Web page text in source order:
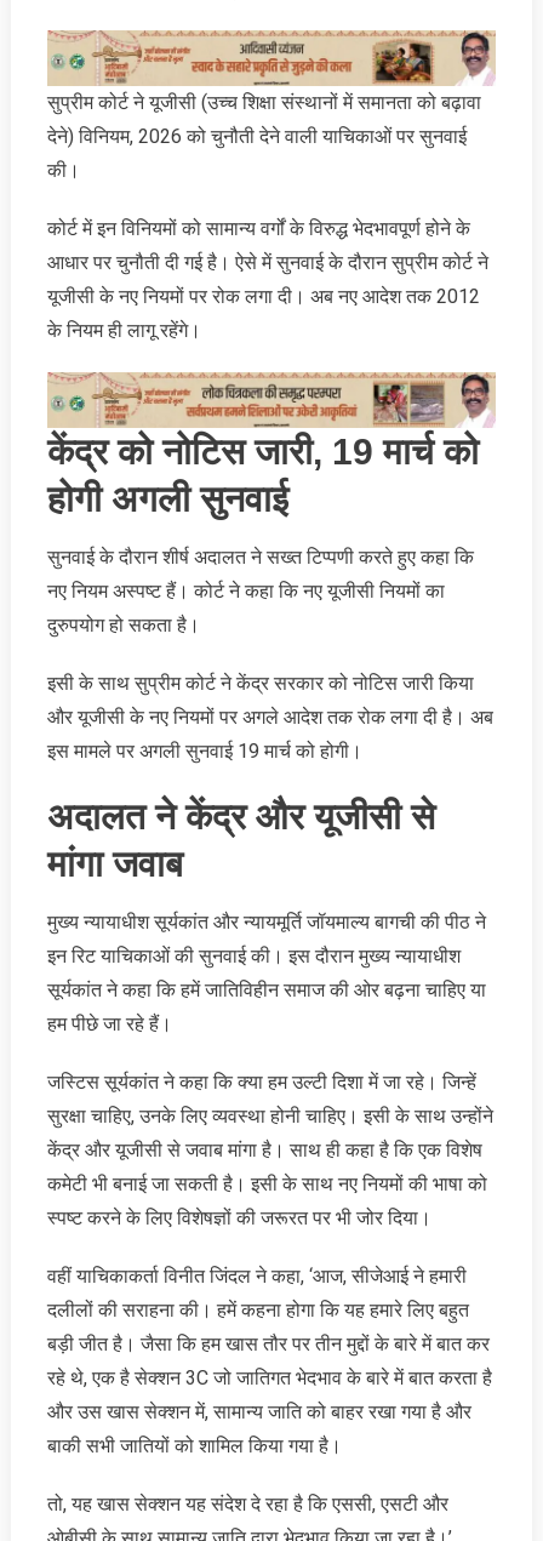
सुप्रीम कोर्ट ने यूजीसी (उच्च शिक्षा संस्थानों में समानता को बढ़ावा
देने) विनियम, 2026 को चुनौती देने वाली याचिकाओं पर सुनवाई
की।
कोर्ट में इन विनियमों को सामान्य वर्गों के विरुद्ध भेदभावपूर्ण होने के
आधार पर चुनौती दी गई है। ऐसे में सुनवाई के दौरान सुप्रीम कोर्ट ने
यूजीसी के नए नियमों पर रोक लगा दी। अब नए आदेश तक 2012
के नियम ही लागू रहेंगे।
केंद्र को नोटिस जारी, 19 मार्च को
होगी अगली सुनवाई
सुनवाई के दौरान शीर्ष अदालत ने सख्त टिप्पणी करते हुए कहा कि
नए नियम अस्पष्ट हैं। कोर्ट ने कहा कि नए यूजीसी नियमों का
दुरुपयोग हो सकता है।
इसी के साथ सुप्रीम कोर्ट ने केंद्र सरकार को नोटिस जारी किया
और यूजीसी के नए नियमों पर अगले आदेश तक रोक लगा दी है। अब
इस मामले पर अगली सुनवाई 19 मार्च को होगी।
अदालत ने केंद्र और यूजीसी से
मांगा जवाब
मुख्य न्यायाधीश सूर्यकांत और न्यायमूर्ति जॉयमाल्य बागची की पीठ ने
इन रिट याचिकाओं की सुनवाई की। इस दौरान मुख्य न्यायाधीश
सूर्यकांत ने कहा कि हमें जातिविहीन समाज की ओर बढ़ना चाहिए या
हम पीछे जा रहे हैं।
जस्टिस सूर्यकांत ने कहा कि क्या हम उल्टी दिशा में जा रहे। जिन्हें
सुरक्षा चाहिए, उनके लिए व्यवस्था होनी चाहिए। इसी के साथ उन्होंने
केंद्र और यूजीसी से जवाब मांगा है। साथ ही कहा है कि एक विशेष
कमेटी भी बनाई जा सकती है। इसी के साथ नए नियमों की भाषा को
स्पष्ट करने के लिए विशेषज्ञों की जरूरत पर भी जोर दिया।
वहीं याचिकाकर्ता विनीत जिंदल ने कहा, ‘आज, सीजेआई ने हमारी
दलीलों की सराहना की। हमें कहना होगा कि यह हमारे लिए बहुत
बड़ी जीत है। जैसा कि हम खास तौर पर तीन मुद्दों के बारे में बात कर
रहे थे, एक है सेक्शन 3C जो जातिगत भेदभाव के बारे में बात करता है
और उस खास सेक्शन में, सामान्य जाति को बाहर रखा गया है और
बाकी सभी जातियों को शामिल किया गया है।
तो, यह खास सेक्शन यह संदेश दे रहा है कि एससी, एसटी और